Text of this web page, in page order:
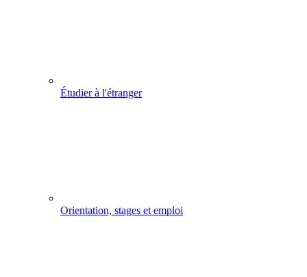
Étudier à l'étranger
Orientation, stages et emploi